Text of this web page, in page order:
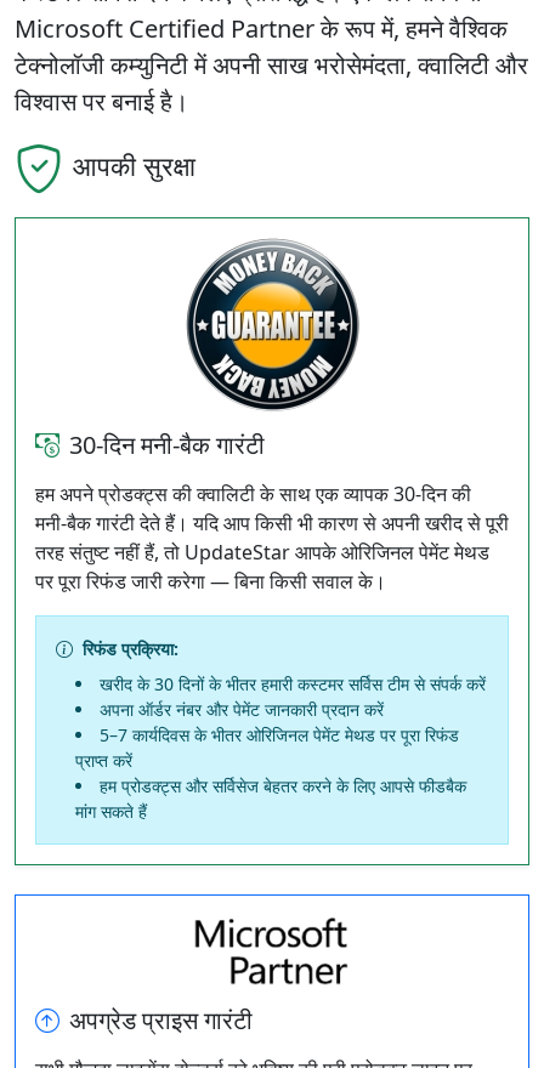
Microsoft Certified Partner के रूप में, हमने वैश्विक
टेक्नोलॉजी कम्युनिटी में अपनी साख भरोसेमंदता, क्वालिटी और
विश्वास पर बनाई है।
आपकी सुरक्षा
30‑दिन मनी‑बैक गारंटी
हम अपने प्रोडक्ट्स की क्वालिटी के साथ एक व्यापक 30‑दिन की
मनी‑बैक गारंटी देते हैं। यदि आप किसी भी कारण से अपनी खरीद से पूरी
तरह संतुष्ट नहीं हैं, तो UpdateStar आपके ओरिजिनल पेमेंट मेथड
पर पूरा रिफंड जारी करेगा — बिना किसी सवाल के।
रिफंड प्रक्रिया:
खरीद के 30 दिनों के भीतर हमारी कस्टमर सर्विस टीम से संपर्क करें
अपना ऑर्डर नंबर और पेमेंट जानकारी प्रदान करें
5–7 कार्यदिवस के भीतर ओरिजिनल पेमेंट मेथड पर पूरा रिफंड
प्राप्त करें
हम प्रोडक्ट्स और सर्विसेज बेहतर करने के लिए आपसे फीडबैक
मांग सकते हैं
अपग्रेड प्राइस गारंटी